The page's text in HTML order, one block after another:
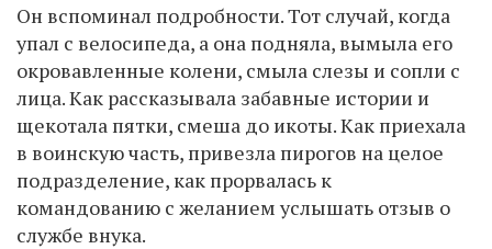
Он вспоминал подробности. Тот случай, когда
упал с велосипеда, а она подняла, вымыла его
окровавленные колени, смыла слезы и сопли с
лица. Как рассказывала забавные истории и
щекотала пятки, смеша до икоты. Как приехала
в воинскую часть, привезла пирогов на целое
подразделение, как прорвалась к
командованию с желанием услышать отзыв о
службе внука.